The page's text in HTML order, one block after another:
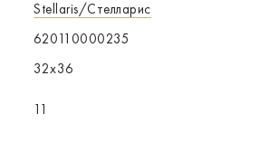
Stellaris/Стелларис
620110000235
32x36
11